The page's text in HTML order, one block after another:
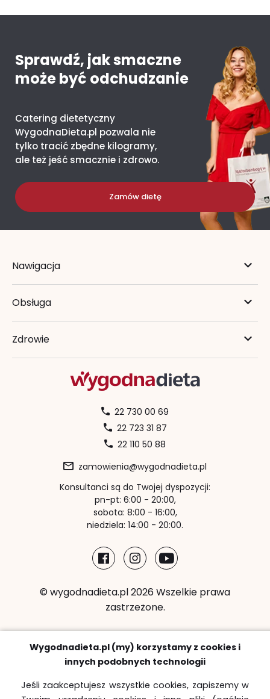
Sprawdź, jak smaczne
może być odchudzanie
Catering dietetyczny
WygodnaDieta.pl pozwala nie
tylko tracić zbędne kilogramy,
ale też jeść smacznie i zdrowo.
Zamów dietę
Nawigacja
Obsługa
Zdrowie
22 730 00 69
22 723 31 87
22 110 50 88
zamowienia@wygodnadieta.pl
Konsultanci są do Twojej dyspozycji:
pn-pt: 6:00 - 20:00,
sobota: 8:00 - 16:00,
niedziela: 14:00 - 20:00.
© wygodnadieta.pl 2026 Wszelkie prawa
zastrzeżone.
Metody płatności:
Wygodnadieta.pl (my) korzystamy z cookies i
innych podobnych technologii
Jeśli zaakceptujesz wszystkie cookies, zapiszemy w